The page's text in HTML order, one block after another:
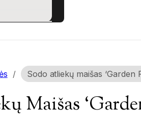
/ Sodo atliekų maišas ‘Garden
Maišas